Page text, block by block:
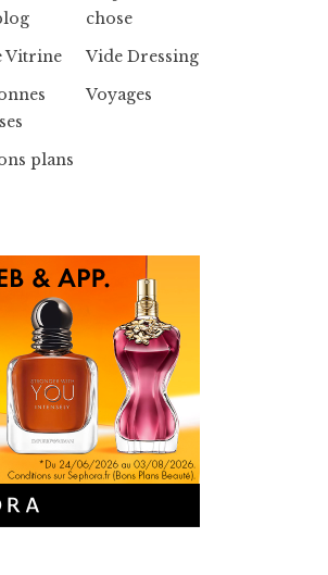
Vitrine
plans
chose
Vide Dressing
Voyages